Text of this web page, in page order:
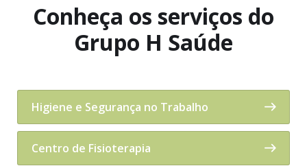
Conheça os serviços do
Grupo H Saúde
Higiene e Segurança no Trabalho
Centro de Fisioterapia